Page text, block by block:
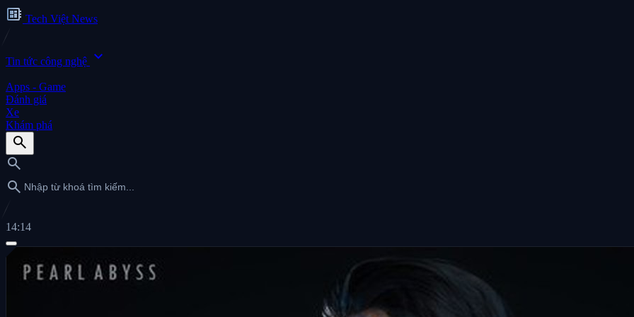
developer_board Tech Việt News
Tin tức công nghệ expand_more
Apps - Game
Đánh giá
Xe
Khám phá
search
search
search
14:14